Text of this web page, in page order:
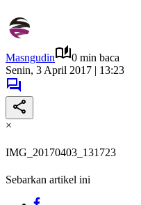
Masngudin
0 min baca
Senin, 3 April 2017 | 13:23
×
IMG_20170403_131723
Sebarkan artikel ini